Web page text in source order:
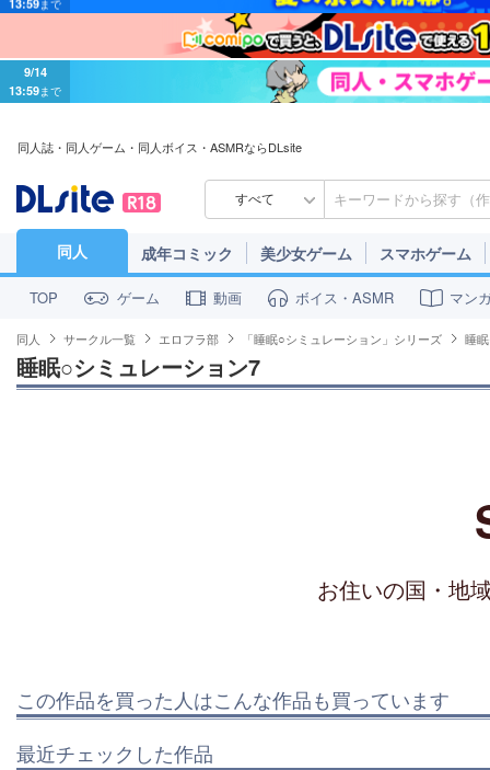
9/14
13:59まで
同人誌・同人ゲーム・同人ボイス・ASMRならDLsite
すべて
同人 成年コミック 美少女ゲーム スマホゲーム
TOP ゲーム 動画 ボイス・ASMR マン
同人 サークル一覧 エロフラ部 「睡眠○シミュレーション」シリーズ 睡
睡眠○シミュレーション7
お住いの国・地
この作品を買った人はこんな作品も買っています
最近チェックした作品